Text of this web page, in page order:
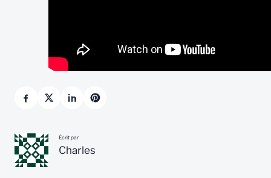
Écrit par
Charles